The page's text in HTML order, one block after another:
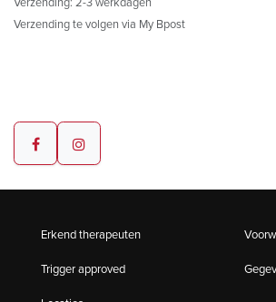
Verzending te volgen via My Bpost
Erkend therapeuten
Trigger approved